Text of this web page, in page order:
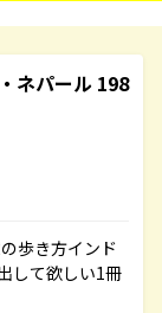
ネパール 198
歩き方インド
して欲しい1冊